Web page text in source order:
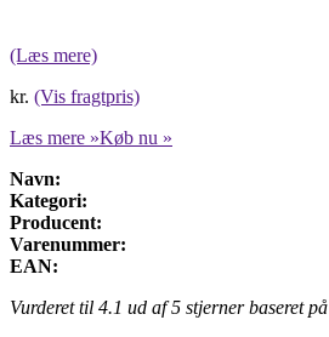
(Læs mere)
kr. (Vis fragtpris)
Læs mere »Køb nu »
Navn:
Kategori:
Producent:
Varenummer:
EAN:
Vurderet til 4.1 ud af 5 stjerner baseret på